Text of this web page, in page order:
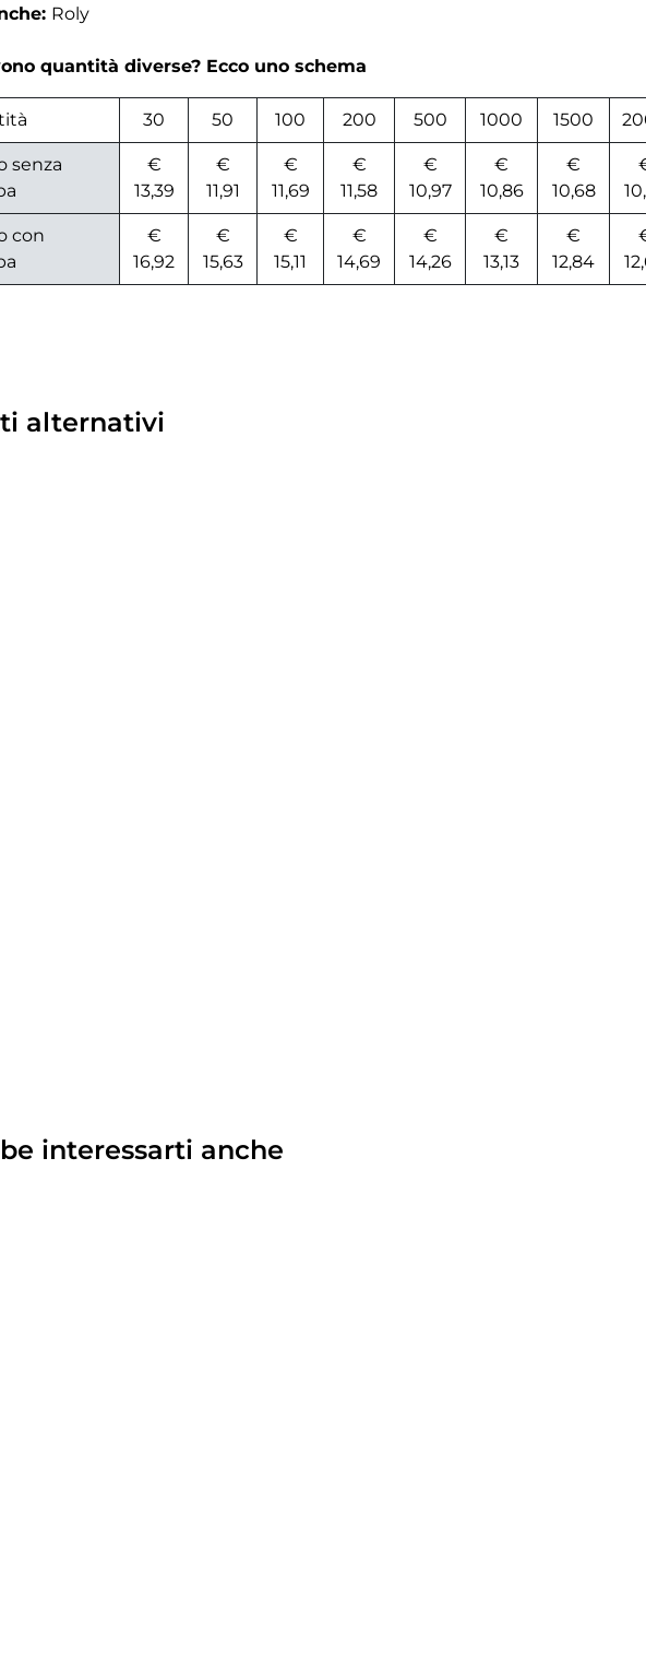
Roly
quantità diverse? Ecco uno schema
30 50 100 200 500 1000 1500
senza
€
13,39
€
11,91
€
11,69
€
11,58
€
10,97
€
10,86
€
10,68
con
€
16,92
€
15,63
€
15,11
€
14,69
€
14,26
€
13,13
€
12,84
alternativi
interessarti anche